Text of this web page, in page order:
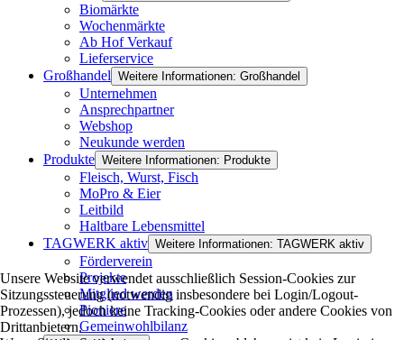
Biomärkte
Wochenmärkte
Ab Hof Verkauf
Lieferservice
Großhandel Weitere Informationen: Großhandel
Unternehmen
Ansprechpartner
Webshop
Neukunde werden
Produkte Weitere Informationen: Produkte
Fleisch, Wurst, Fisch
MoPro & Eier
Leitbild
Haltbare Lebensmittel
TAGWERK aktiv Weitere Informationen: TAGWERK aktiv
Förderverein
Projekte
Mitglied werden
Pioniere
Gemeinwohlbilanz
Unsere Website verwendet ausschließlich Session-Cookies zur
Sitzungssteuerung (notwendig insbesondere bei Login/Logout-
Prozessen), jedoch keine Tracking-Cookies oder andere Cookies von
Drittanbietern.